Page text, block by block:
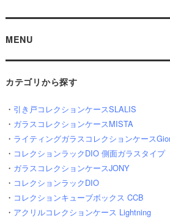
MENU
カテゴリから探す
・ 引き戸コレクションケースSLALIS
・ ガラスコレクションケースMISTA
・ ライティングガラスコレクションケース
・ コレクションラックDIO 側面ガラスタイプ
・ ガラスコレクションケースJONY
・ コレクションラックDIO
・ コレクションキューブボックス CCB
・ アクリルコレクションケース Lightning